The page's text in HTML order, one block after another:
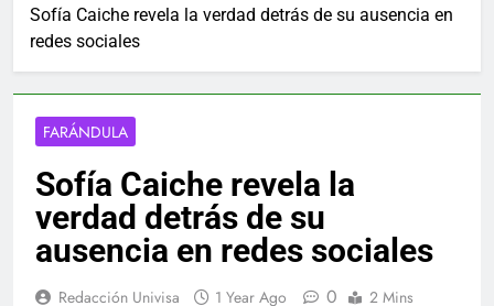
Sofía Caiche revela la verdad detrás de su ausencia en
redes sociales
FARÁNDULA
Sofía Caiche revela la
verdad detrás de su
ausencia en redes sociales
Redacción Univisa 1 Year Ago 0 2 Mins